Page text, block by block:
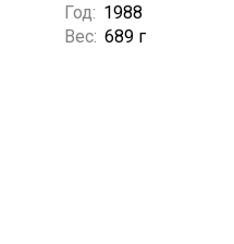
Год: 1988
Вес: 689 г